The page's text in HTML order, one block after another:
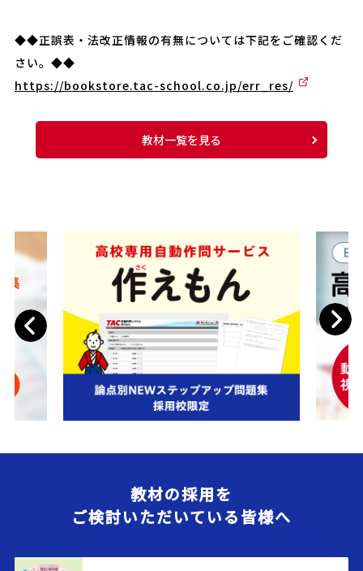
◆◆正誤表・法改正情報の有無については下記をご確認くだ
さい。◆◆
https://bookstore.tac-school.co.jp/err_res/
教材一覧を見る
Previous
Next
教材の採用を
ご検討いただいている皆様へ